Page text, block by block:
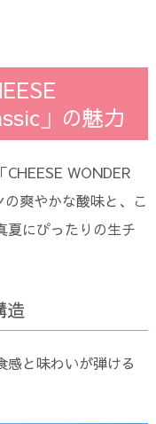
」の魅力
WONDER
爽やかな酸味と、こ
夏にぴったりの生チ
造
感と味わいが弾ける